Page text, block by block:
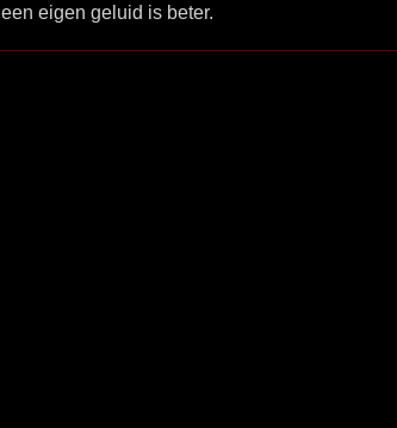
een eigen geluid is beter.